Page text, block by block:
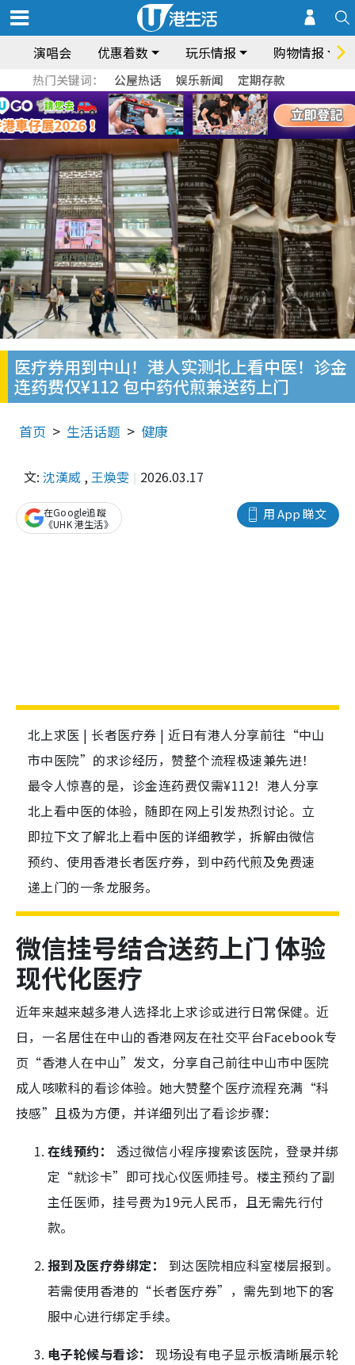
演唱会 优惠着数 玩乐情报 购物情报
热门关键词： 公屋热话 娱乐新闻 定期存款
医疗券用到中山！港人实测北上看中医！诊金
连药费仅¥112 包中药代煎兼送药上门
首页 生活话题 健康
文: 沈漢威 ,王煥雯 2026.03.17
用 App 睇文
在Google追蹤
《UHK 港生活》
北上求医 | 长者医疗券 | 近日有港人分享前往“中山
市中医院”的求诊经历，赞整个流程极速兼先进！
最令人惊喜的是，诊金连药费仅需¥112！港人分享
北上看中医的体验，随即在网上引发热烈讨论。立
即拉下文了解北上看中医的详细教学，拆解由微信
预约、使用香港长者医疗券，到中药代煎及免费速
递上门的一条龙服务。
微信挂号结合送药上门 体验
现代化医疗
近年来越来越多港人选择北上求诊或进行日常保健。近
日，一名居住在中山的香港网友在社交平台Facebook专
页“香港人在中山”发文，分享自己前往中山市中医院
成人咳嗽科的看诊体验。她大赞整个医疗流程充满“科
技感”且极为方便，并详细列出了看诊步骤：
在线预约：
透过微信小程序搜索该医院，登录并绑
定“就诊卡”即可找心仪医师挂号。楼主预约了副
主任医师，挂号费为19元人民币，且无需先行付
款。
报到及医疗券绑定：
到达医院相应科室楼层报到。
若需使用香港的“长者医疗券”，需先到地下的客
服中心进行绑定手续。
电子轮候与看诊：
现场设有电子显示板清晰展示轮